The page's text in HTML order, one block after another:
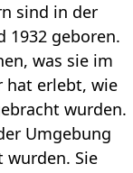
sind in der
1932 geboren.
was sie im
hat erlebt, wie
wurden.
Umgebung
Sie